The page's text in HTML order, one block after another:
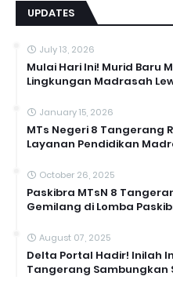
UPDATES
July 13, 2026
Mulai Hari Ini! Murid Baru
Lingkungan Madrasah
January 15, 2026
MTs Negeri 8 Tangerang
Layanan Pendidikan
October 26, 2025
Paskibra MTsN 8
Gemilang di Lomba
August 07, 2025
Delta Portal Hadir! Inilah
Tangerang Sambungkan